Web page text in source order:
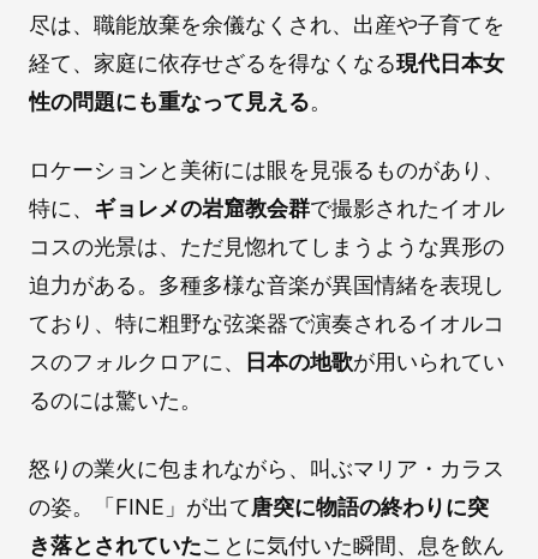
尽は、職能放棄を余儀なくされ、出産や子育てを
経て、家庭に依存せざるを得なくなる現代日本女
性の問題にも重なって見える。
ロケーションと美術には眼を見張るものがあり、
特に、 ギョレメの岩窟教会群で撮影されたイオル
コスの光景は、ただ見惚れてしまうような異形の
迫力がある。多種多様な音楽が異国情緒を表現し
ており、特に粗野な弦楽器で演奏されるイオルコ
スのフォルクロアに、
日本の地歌が用いられてい
るのには驚いた。
怒りの業火に包まれながら、叫ぶマリア・カラス
の姿。「FINE」が出て唐突に物語の終わりに突
き落とされていたことに気付いた瞬間、息を飲ん